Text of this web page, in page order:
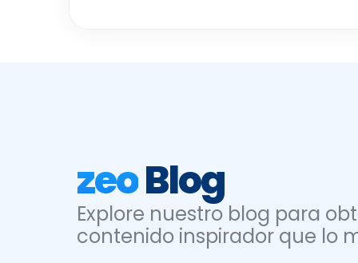
zeoBlog
Explore nuestro blog para
contenido inspirador que lo